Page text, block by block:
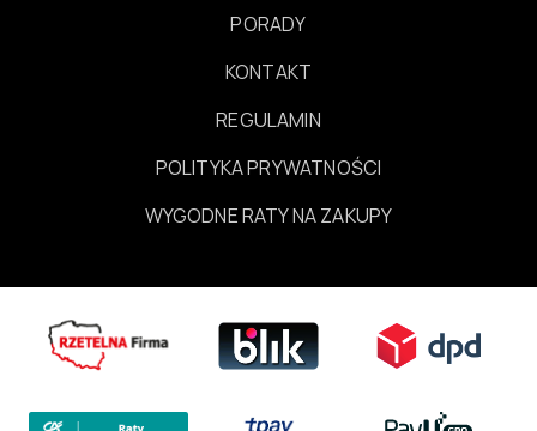
PORADY
KONTAKT
REGULAMIN
POLITYKA PRYWATNOŚCI
WYGODNE RATY NA ZAKUPY